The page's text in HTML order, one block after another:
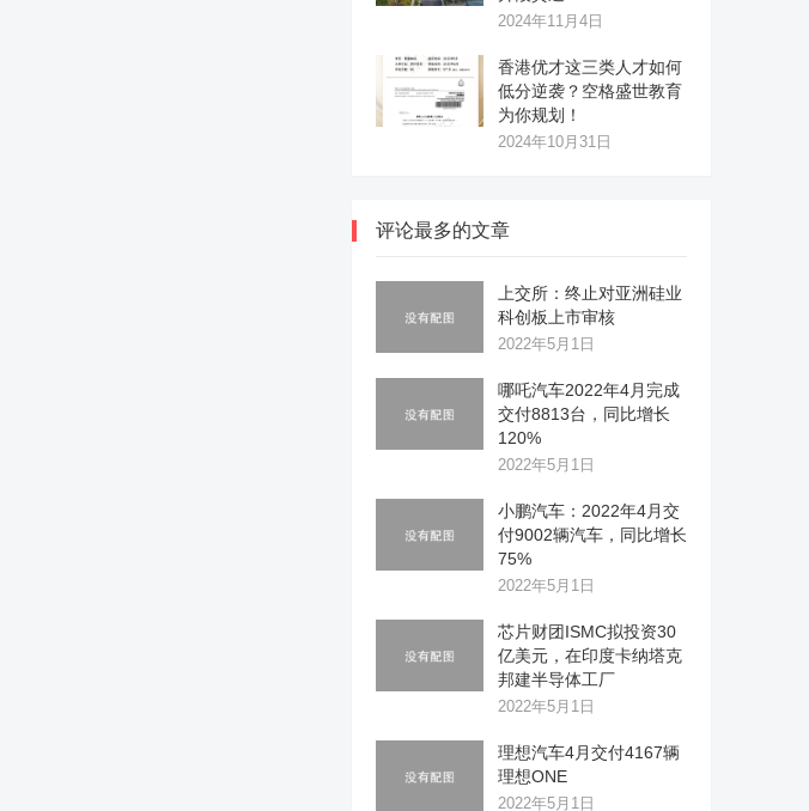
2024年11月4日
香港优才这三类人才如何
低分逆袭？空格盛世教育
为你规划！
2024年10月31日
评论最多的文章
上交所：终止对亚洲硅业
科创板上市审核
2022年5月1日
哪吒汽车2022年4月完成
交付8813台，同比增长
120%
2022年5月1日
小鹏汽车：2022年4月交
付9002辆汽车，同比增长
75%
2022年5月1日
芯片财团ISMC拟投资30
亿美元，在印度卡纳塔克
邦建半导体工厂
2022年5月1日
理想汽车4月交付4167辆
理想ONE
2022年5月1日